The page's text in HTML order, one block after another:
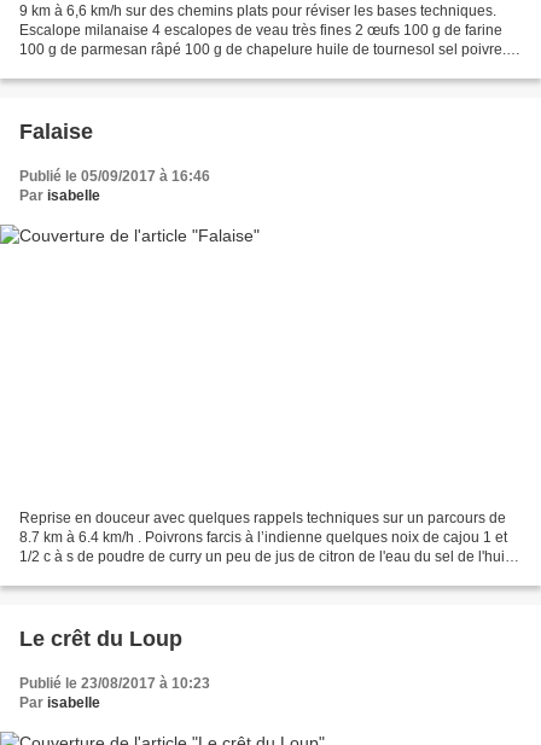
9 km à 6,6 km/h sur des chemins plats pour réviser les bases techniques.
Escalope milanaise 4 escalopes de veau très fines 2 œufs 100 g de farine
100 g de parmesan râpé 100 g de chapelure huile de tournesol sel poivre.
Falaise
Publié le 05/09/2017 à 16:46
Par isabelle
Reprise en douceur avec quelques rappels techniques sur un parcours de
8.7 km à 6.4 km/h . Poivrons farcis à l’indienne quelques noix de cajou 1 et
1/2 c à s de poudre de curry un peu de jus de citron de l'eau du sel de l'huile
Le crêt du Loup
Publié le 23/08/2017 à 10:23
Par isabelle